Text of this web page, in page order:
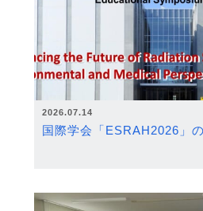
2026.07.14
国際学会「ESRAH2026」